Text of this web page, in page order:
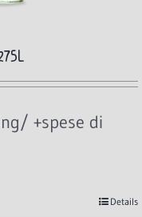
+spese di
Details